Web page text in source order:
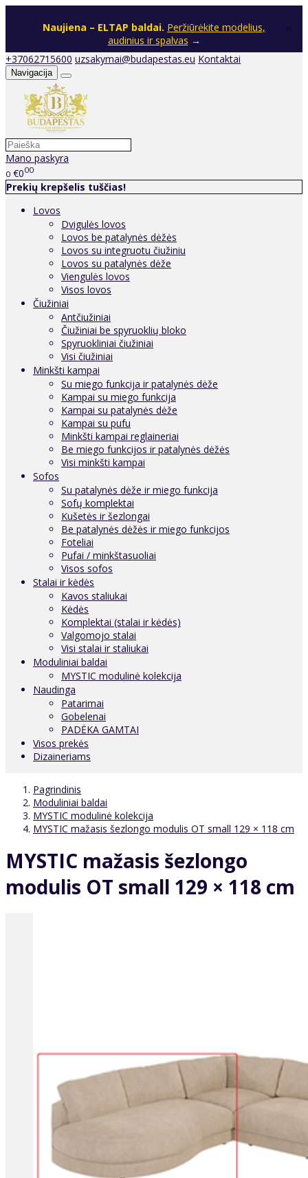
Naujiena – ELTAP baldai. Peržiūrėkite modelius,
audinius ir spalvas →
+37062715600 uzsakymai@budapestas.eu Kontaktai
Navigacija
Mano paskyra
0 €000
Prekių krepšelis tuščias!
Lovos
Dvigulės lovos
Lovos be patalynės dėžės
Lovos su integruotu čiužiniu
Lovos su patalynės dėže
Viengulės lovos
Visos lovos
Čiužiniai
Antčiužiniai
Čiužiniai be spyruoklių bloko
Spyruokliniai čiužiniai
Visi čiužiniai
Minkšti kampai
Su miego funkcija ir patalynės dėže
Kampai su miego funkcija
Kampai su patalynės dėže
Kampai su pufu
Minkšti kampai reglaineriai
Be miego funkcijos ir patalynės dėžės
Visi minkšti kampai
Sofos
Su patalynės dėže ir miego funkcija
Sofų komplektai
Kušetės ir šezlongai
Be patalynės dėžės ir miego funkcijos
Foteliai
Pufai / minkštasuoliai
Visos sofos
Stalai ir kėdės
Kavos staliukai
Kėdės
Komplektai (stalai ir kėdės)
Valgomojo stalai
Visi stalai ir staliukai
Moduliniai baldai
MYSTIC modulinė kolekcija
Naudinga
Patarimai
Gobelenai
PADĖKA GAMTAI
Visos prekės
Dizaineriams
Pagrindinis
Moduliniai baldai
MYSTIC modulinė kolekcija
MYSTIC mažasis šezlongo modulis OT small 129 × 118 cm
MYSTIC mažasis šezlongo
modulis OT small 129 × 118 cm